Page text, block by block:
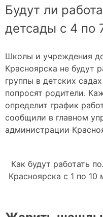
Будут ли
детсады с 4 по
Школы и учреждения
Красноярска не будут
группы в детских
попросят родители.
определит график
сообщили в главном
администрации
Как будут работать
Красноярска с 1 по 10